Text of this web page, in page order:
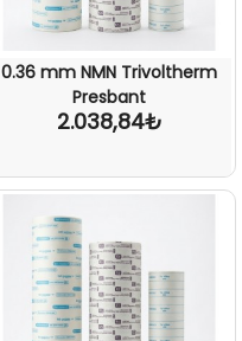
0.36 mm NMN Trivoltherm
Presbant
2.038,84₺